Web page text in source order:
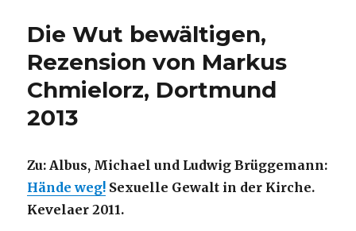
6,
–
15,
Das
Fleischer,
Werl
2013
Die Wut bewältigen,
Rezension von Markus
Chmielorz, Dortmund
2013
Zu: Albus, Michael und Ludwig Brüggemann:
Hände weg! Sexuelle Gewalt in der Kirche.
Kevelaer 2011.